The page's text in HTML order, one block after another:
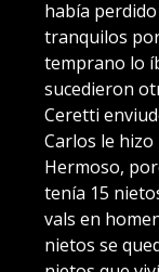
había
tranquilos
temprano lo
sucedieron
Ceretti
Carlos le
Hermoso,
tenía 15
vals en
nietos se